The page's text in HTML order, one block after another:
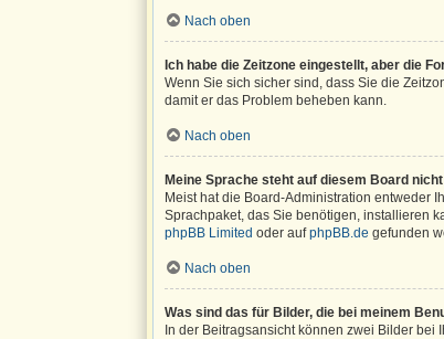
Nach oben
Ich habe die Zeitzone eingestellt, aber die
Wenn Sie sich sicher sind, dass Sie die
damit er das Problem beheben kann.
Nach oben
Meine Sprache steht auf diesem Board
Meist hat die Board-Administration entweder
Sprachpaket, das Sie benötigen, installieren
phpBB Limited oder aufphpBB.de gefunden
Nach oben
Was sind das für Bilder, die bei meinem
In der Beitragsansicht können zwei Bilder bei